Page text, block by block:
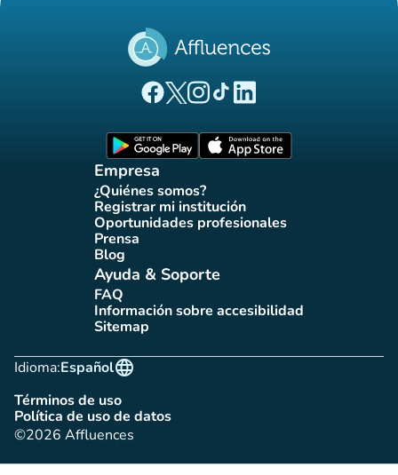
(nueva pestaña)
(nueva pestaña)
(nueva pestaña)
(nueva pestaña)
(nueva pestaña)
Empresa
¿Quiénes somos?
(nueva pestaña)
Registrar mi institución
(nueva pestaña)
Oportunidades profesionales
(nueva pestaña)
Prensa(nueva pestaña)
Blog(nueva pestaña)
Ayuda & Soporte
FAQ(nueva pestaña)
Información sobre accesibilidad
(nueva pestaña)
Sitemap(nueva pestaña)
Idioma:
language
Español
Términos de uso
(nueva pestaña)
Política de uso de datos
(nueva pestaña)
©2026 Affluences